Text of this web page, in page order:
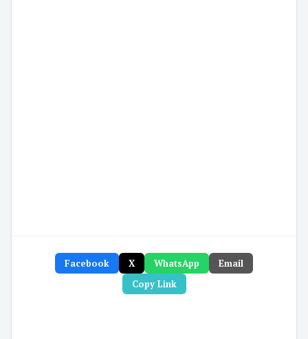
Facebook X WhatsApp
Email
Copy Link